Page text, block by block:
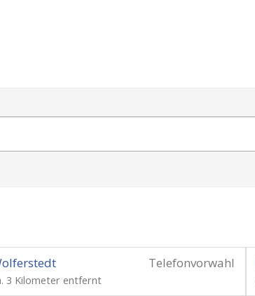
Telefonvorwahl
3 Kilometer entfernt